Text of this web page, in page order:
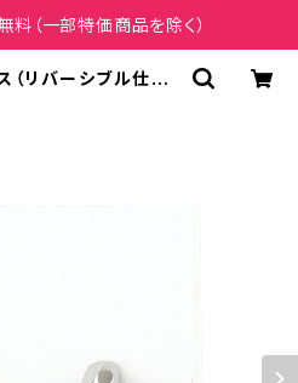
（一部特価商品を除く）
リバーシブル仕様）
ケース販売店 イマ